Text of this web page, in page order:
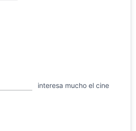
interesa mucho el cine